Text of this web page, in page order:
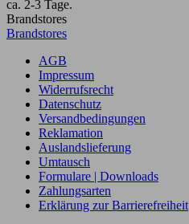
ca. 2-3 Tage.
Brandstores
Brandstores
AGB
Impressum
Widerrufsrecht
Datenschutz
Versandbedingungen
Reklamation
Auslandslieferung
Umtausch
Formulare | Downloads
Zahlungsarten
Erklärung zur Barrierefreiheit